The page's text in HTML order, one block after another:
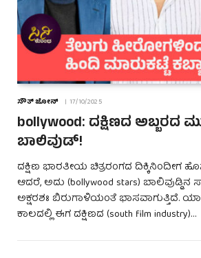
ಸೌತ್ ಜೋನ್ 17/10/2025
bollywood: ದಕ್ಷಿಣದ ಅಬ್ಬರದ
ಬಾಲಿವುಡ್!
ದಕ್ಷಿಣ ಭಾರತೀಯ ಚಿತ್ರರಂಗದ ದಿಕ್ಕಿನಿಂದೀಗ
ಆದರೆ, ಅದು (bollywood stars) ಬಾಲಿವುಡ್ಡಿನ
ಅಕ್ಷರಶಃ ಬಿರುಗಾಳಿಯಂತೆ ಭಾಸವಾಗುತ್ತಿದೆ.
ಕಾಲದಲ್ಲಿ ಈಗ ದಕ್ಷಿಣದ (south film industry)…